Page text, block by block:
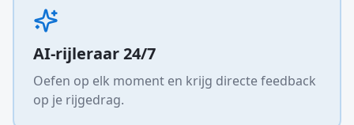
AI-rijleraar 24/7
Oefen op elk moment en krijg directe feedback
op je rijgedrag.